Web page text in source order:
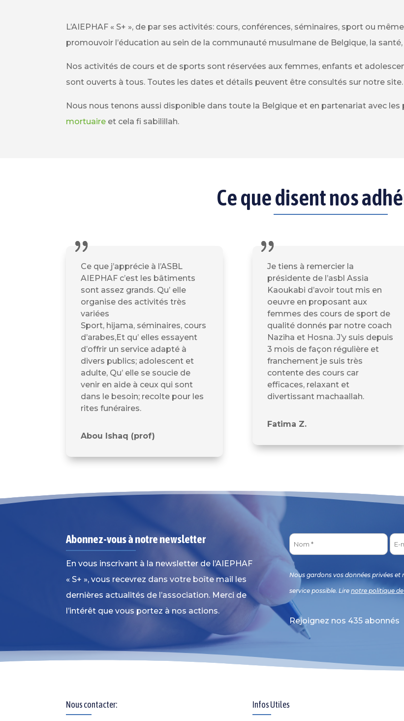
L’AIEPHAF « S+ », de par ses activités: cours, conférences, séminaires, sport ou
promouvoir l’éducation au sein de la communauté musulmane de Belgique, la
Nos activités de cours et de sports sont réservées aux femmes, enfants et
sont ouverts à tous. Toutes les dates et détails peuvent être consultés sur notre site.
Nous nous tenons aussi disponible dans toute la Belgique et en partenariat avec
mortuaire et cela fi sabilillah.
Ce que disent nos
Ce que j’apprécie à l’ASBL
AIEPHAF c’est les bâtiments
sont assez grands. Qu’ elle
organise des activités très
variées
Sport, hijama, séminaires, cours
d’arabes,Et qu’ elles essayent
d’offrir un service adapté à
divers publics; adolescent et
adulte, Qu’ elle se soucie de
venir en aide à ceux qui sont
dans le besoin; recolte pour les
rites funéraires.
Abou Ishaq (prof)
Je tiens à remercier la
présidente de l’asbl Assia
Kaoukabi d’avoir tout mis en
oeuvre en proposant aux
femmes des cours de sport de
qualité donnés par notre coach
Naziha et Hosna. J’y suis depuis
3 mois de façon régulière et
franchement je suis très
contente des cours car
efficaces, relaxant et
divertissant machaallah.
Fatima Z.
Abonnez-vous à notre newsletter
En vous inscrivant à la newsletter de l’AIEPHAF
« S+ », vous recevrez dans votre boîte mail les
dernières actualités de l’association. Merci de
l’intérêt que vous portez à nos actions.
Nous gardons vos données privées et
service possible. Lirenotre politique
Rejoignez nos 435 abonnés
Nous contacter: Infos Utiles